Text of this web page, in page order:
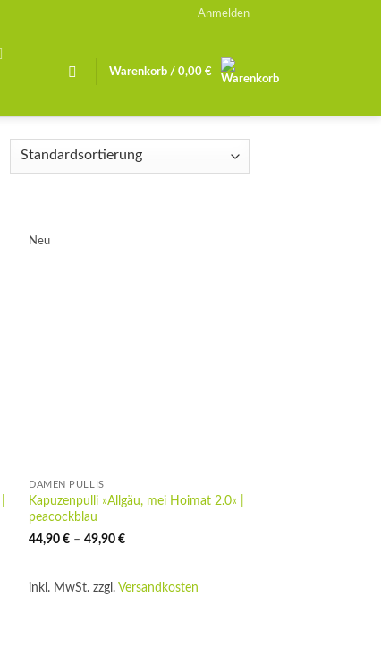
Anmelden
Warenkorb / 0,00 €
Neu
DAMEN PULLIS
Kapuzenpulli »Allgäu, mei Hoimat 2.0« |
peacockblau
44,90€ –49,90€
inkl. MwSt. zzgl.Versandkosten